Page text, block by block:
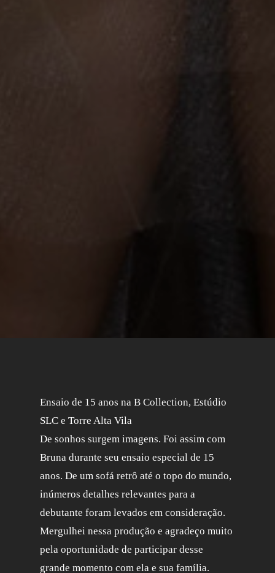
Ensaio de 15 anos na B Collection, Estúdio
SLC e Torre Alta Vila
De sonhos surgem imagens. Foi assim com
Bruna durante seu ensaio especial de 15
anos. De um sofá retrô até o topo do mundo,
inúmeros detalhes relevantes para a
debutante foram levados em consideração.
Mergulhei nessa produção e agradeço muito
pela oportunidade de participar desse
grande momento com ela e sua família.